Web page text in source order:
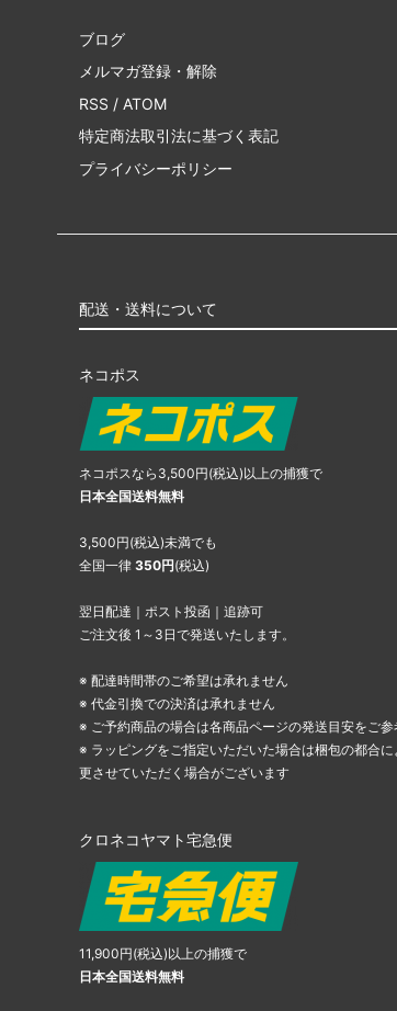
ブログ
メルマガ登録・解除
RSS / ATOM
特定商法取引法に基づく表記
プライバシーポリシー
配送・送料について
ネコポス
ネコポスなら3,500円(税込)以上の捕獲で
日本全国送料無料
3,500円(税込)未満でも
全国一律 350円(税込)
翌日配達｜ポスト投函｜追跡可
ご注文後 1～3日で発送いたします。
※ 配達時間帯のご希望は承れません
※ 代金引換での決済は承れません
※ ご予約商品の場合は各商品ページの発送目安をご
※ ラッピングをご指定いただいた場合は梱包の都合
更させていただく場合がございます
クロネコヤマト宅急便
11,900円(税込)以上の捕獲で
日本全国送料無料